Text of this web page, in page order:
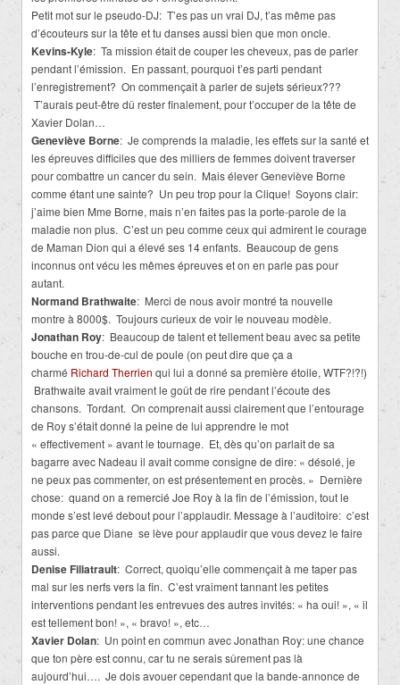
Petit mot sur le pseudo-DJ: T’es pas un vrai DJ, t’as même pas
d’écouteurs sur la tête et tu danses aussi bien que mon oncle.
Kevins-Kyle: Ta mission était de couper les cheveux, pas de parler
pendant l’émission. En passant, pourquoi t’es parti pendant
l’enregistrement? On commençait à parler de sujets sérieux???
T’aurais peut-être dû rester finalement, pour t’occuper de la tête de
Xavier Dolan…
Geneviève Borne: Je comprends la maladie, les effets sur la santé et
les épreuves difficiles que des milliers de femmes doivent traverser
pour combattre un cancer du sein. Mais élever Geneviève Borne
comme étant une sainte? Un peu trop pour la Clique! Soyons clair:
j’aime bien Mme Borne, mais n’en faites pas la porte-parole de la
maladie non plus. C’est un peu comme ceux qui admirent le courage
de Maman Dion qui a élevé ses 14 enfants. Beaucoup de gens
inconnus ont vécu les mêmes épreuves et on en parle pas pour
autant.
Normand Brathwaite: Merci de nous avoir montré ta nouvelle
montre à 8000$. Toujours curieux de voir le nouveau modèle.
Jonathan Roy: Beaucoup de talent et tellement beau avec sa petite
bouche en trou-de-cul de poule (on peut dire que ça a
charmé Richard Therrien qui lui a donné sa première étoile, WTF?!?!)
Brathwaite avait vraiment le goût de rire pendant l’écoute des
chansons. Tordant. On comprenait aussi clairement que l’entourage
de Roy s’était donné la peine de lui apprendre le mot
« effectivement » avant le tournage. Et, dès qu’on parlait de sa
bagarre avec Nadeau il avait comme consigne de dire: « désolé, je
ne peux pas commenter, on est présentement en procès. » Dernière
chose: quand on a remercié Joe Roy à la fin de l’émission, tout le
monde s’est levé debout pour l’applaudir. Message à l’auditoire: c’est
pas parce que Diane se lève pour applaudir que vous devez le faire
aussi.
Denise Filiatrault: Correct, quoiqu’elle commençait à me taper pas
mal sur les nerfs vers la fin. C’est vraiment tannant les petites
interventions pendant les entrevues des autres invités: « ha oui! », « il
est tellement bon! », « bravo! », etc…
Xavier Dolan: Un point en commun avec Jonathan Roy: une chance
que ton père est connu, car tu ne serais sûrement pas là
aujourd’hui…. Je dois avouer cependant que la bande-annonce de